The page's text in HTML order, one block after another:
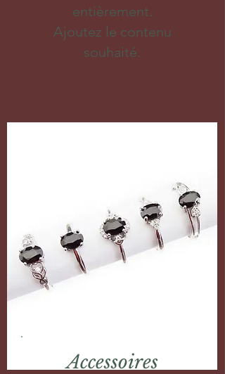
entièrement.
Ajoutez le contenu
souhaité.
Accessoires